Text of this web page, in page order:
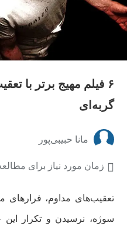
۶ فیلم مهیج برتر با
گربه‌ای
مانا حبیبی‌پور
زمان مورد نیاز برای مطالعه: ۱۱
تعقیب‌های مداوم،
سوژه، نرسیدن و تکرار